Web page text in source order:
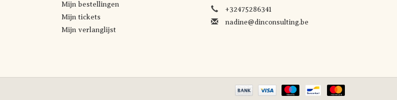
Mijn bestellingen
Mijn tickets
Mijn verlanglijst
+32475286341
nadine@dinconsulting.be